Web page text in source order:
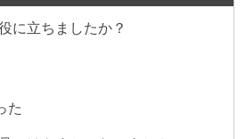
に立ちましたか？
た